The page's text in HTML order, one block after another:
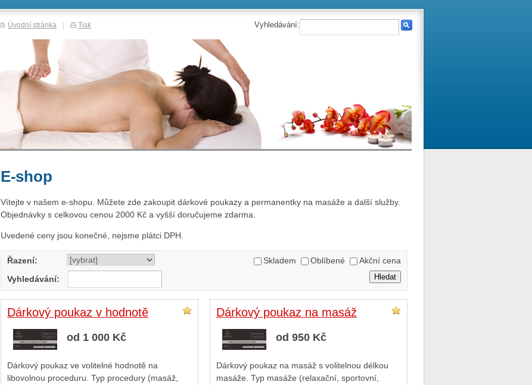
E-shop
Vítejte v našem e-shopu. Můžete zde zakoupit dárkové poukazy a permanentky na masáže a další služby.
Objednávky s celkovou cenou 2000 Kč a vyšší doručujeme zdarma.
Uvedené ceny jsou konečné, nejsme plátci DPH.
Řazení: Skladem Oblíbené
Akční cena
Vyhledávání:
Dárkový poukaz v hodnotě
od 1 000 Kč
Dárkový poukaz ve volitelné hodnotě na
libovolnou proceduru. Typ procedury (masáž,
Dárkový poukaz na masáž
od 950 Kč
Dárkový poukaz na masáž s volitelnou délkou
masáže. Typ masáže (relaxační, sportovní,
Vyhledávání:
Úvodní stránka | Tisk